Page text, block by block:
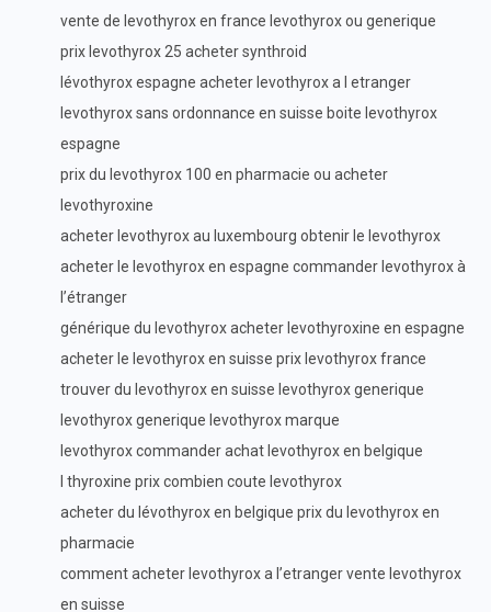
vente de levothyrox en france levothyrox ou generique
prix levothyrox 25 acheter synthroid
lévothyrox espagne acheter levothyrox a l etranger
levothyrox sans ordonnance en suisse boite levothyrox
espagne
prix du levothyrox 100 en pharmacie ou acheter
levothyroxine
acheter levothyrox au luxembourg obtenir le levothyrox
acheter le levothyrox en espagne commander levothyrox à
l’étranger
générique du levothyrox acheter levothyroxine en espagne
acheter le levothyrox en suisse prix levothyrox france
trouver du levothyrox en suisse levothyrox generique
levothyrox generique levothyrox marque
levothyrox commander achat levothyrox en belgique
l thyroxine prix combien coute levothyrox
acheter du lévothyrox en belgique prix du levothyrox en
pharmacie
comment acheter levothyrox a l’etranger vente levothyrox
en suisse